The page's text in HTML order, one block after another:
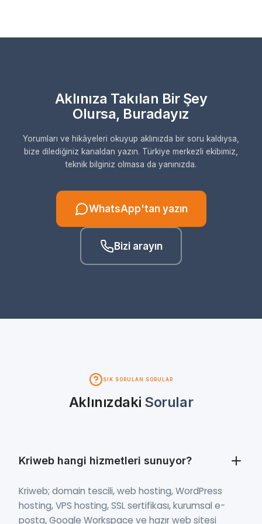
Aklınıza Takılan Bir Şey
Olursa, Buradayız
Yorumları ve hikâyeleri okuyup aklınızda bir soru kaldıysa,
bize dilediğiniz kanaldan yazın. Türkiye merkezli ekibimiz,
teknik bilginiz olmasa da yanınızda.
WhatsApp'tan yazın
Bizi arayın
SIK SORULAN SORULAR
Aklınızdaki Sorular
Kriweb hangi hizmetleri sunuyor?
Kriweb; domain tescili, web hosting, WordPress
hosting, VPS hosting, SSL sertifikası, kurumsal e-
posta, Google Workspace ve hazır web sitesi